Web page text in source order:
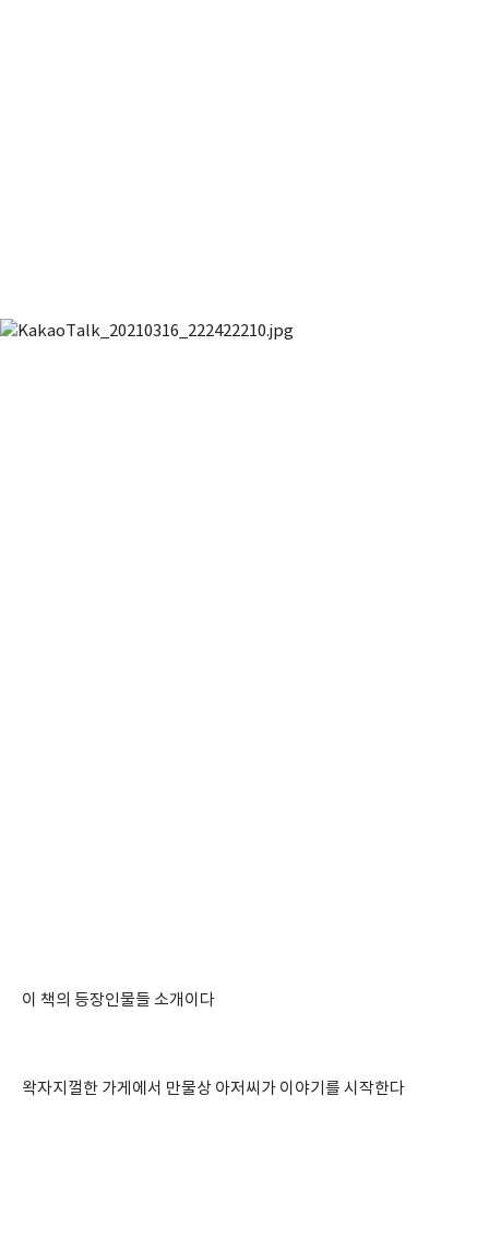
이 책의 등장인물들 소개이다
왁자지껄한 가게에서 만물상 아저씨가 이야기를 시작한다